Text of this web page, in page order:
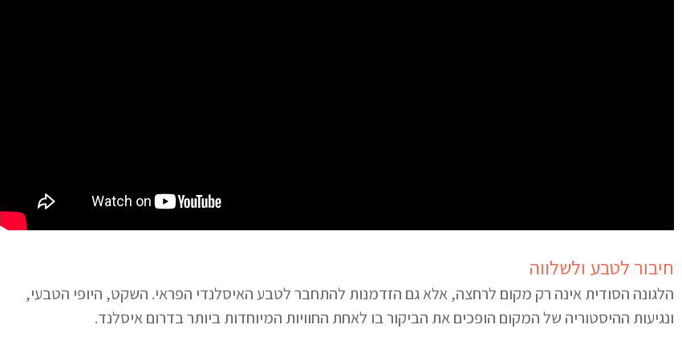
חיבור לטבע ולשלווה
הלגונה הסודית אינה רק מקום לרחצה, אלא גם הזדמנות להתחבר לטבע האיסלנדי הפראי. השקט, היופי הטבעי,
ונגיעות ההיסטוריה של המקום הופכים את הביקור בו לאחת החוויות המיוחדות ביותר בדרום איסלנד.